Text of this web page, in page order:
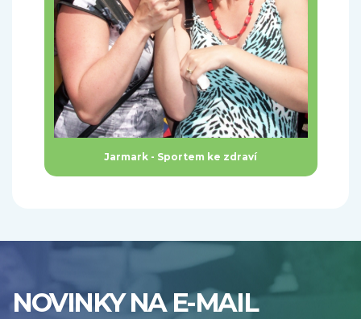
Jarmark - Sportem ke zdraví
NOVINKY NA E-MAIL